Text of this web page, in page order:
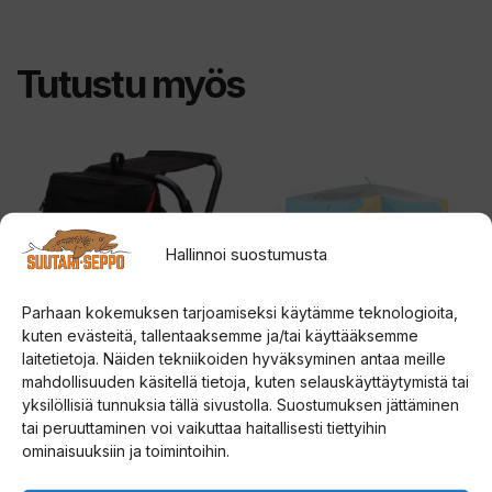
Hallinnoi suostumusta
Parhaan kokemuksen tarjoamiseksi käytämme teknologioita,
kuten evästeitä, tallentaaksemme ja/tai käyttääksemme
laitetietoja. Näiden tekniikoiden hyväksyminen antaa meille
mahdollisuuden käsitellä tietoja, kuten selauskäyttäytymistä tai
yksilöllisiä tunnuksia tällä sivustolla. Suostumuksen jättäminen
tai peruuttaminen voi vaikuttaa haitallisesti tiettyihin
ominaisuuksiin ja toimintoihin.
Tutustu myös
Patriot FishHunter
reppujakkara L
5:stä
69,00€
Väinö Bunker 3
pilkkiteltta
5189,00€